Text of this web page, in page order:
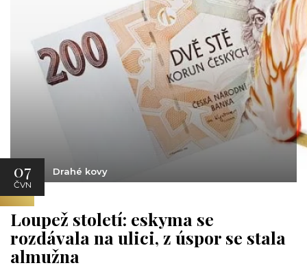
07
ČVN
Drahé kovy
Loupež století: eskyma se
rozdávala na ulici, z úspor se stala
almužna